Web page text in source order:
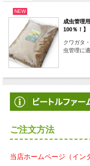
NEW
成虫管理
100％！】
クワガタ
虫管理に
ご注文方法
当店ホームページ（イン